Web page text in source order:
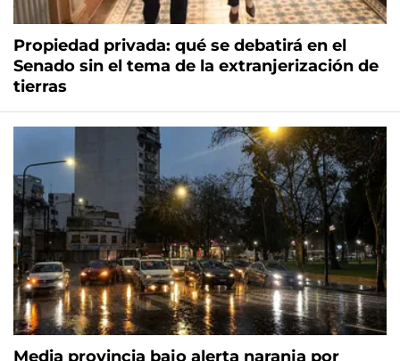
Propiedad privada: qué se debatirá en el
Senado sin el tema de la extranjerización de
tierras
Media provincia bajo alerta naranja por